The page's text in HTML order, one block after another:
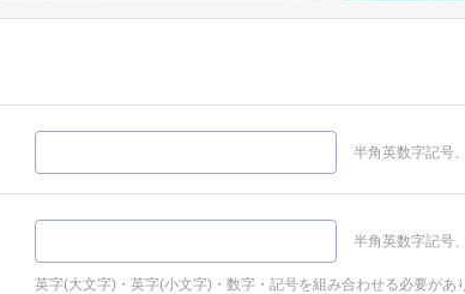
半角英数字記号
半角英数字記号
英字(大文字)・英字(小文字)・数字・記号を組み合わせる必要があ